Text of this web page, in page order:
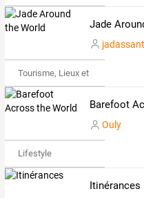
Jade
Tourisme, Lieux et Événements
Ouly
Lifestyle
Itinérances